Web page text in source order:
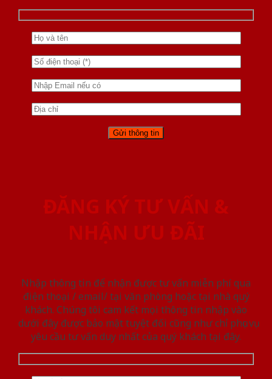
ĐĂNG KÝ TƯ VẤN &
NHẬN ƯU ĐÃI
Nhập thông tin để nhận được tư vấn miễn phí qua
điện thoại / email/ tại văn phòng hoặc tại nhà quý
khách. Chúng tôi cam kết mọi thông tin nhập vào
dưới đây được bảo mật tuyệt đối cũng như chỉ phục vụ
yêu cầu tư vấn duy nhất của quý khách tại đây.